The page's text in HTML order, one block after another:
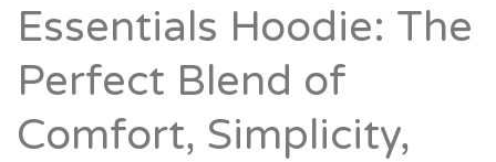
Essentials Hoodie: The
Perfect Blend of
Comfort, Simplicity,